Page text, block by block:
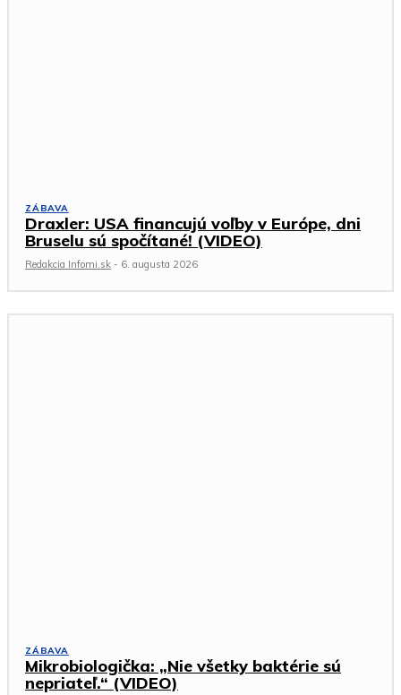
ZÁBAVA
Draxler: USA financujú voľby v Európe, dni
Bruselu sú spočítané! (VIDEO)
Redakcia Infomi.sk - 6. augusta 2026
ZÁBAVA
Mikrobiologička: „Nie všetky baktérie sú
nepriateľ.“ (VIDEO)